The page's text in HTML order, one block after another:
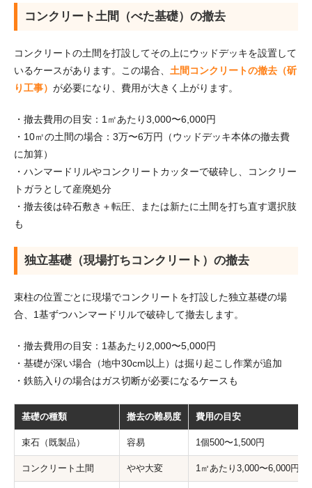
コンクリート土間（べた基礎）の撤去
コンクリートの土間を打設してその上にウッドデッキを設置して
いるケースがあります。この場合、 土間コンクリートの撤去（斫
り工事） が必要になり、費用が大きく上がります。
・撤去費用の目安：1㎡あたり3,000〜6,000円
・10㎡の土間の場合：3万〜6万円（ウッドデッキ本体の撤去費
に加算）
・ハンマードリルやコンクリートカッターで破砕し、コンクリー
トガラとして産廃処分
・撤去後は砕石敷き＋転圧、または新たに土間を打ち直す選択肢
も
独立基礎（現場打ちコンクリート）の撤去
束柱の位置ごとに現場でコンクリートを打設した独立基礎の場
合、1基ずつハンマードリルで破砕して撤去します。
・撤去費用の目安：1基あたり2,000〜5,000円
・基礎が深い場合（地中30cm以上）は掘り起こし作業が追加
・鉄筋入りの場合はガス切断が必要になるケースも
基礎の種類 撤去の難易度 費用の目安
束石（既製品） 容易 1個500〜1,500円
コンクリート土間 やや大変 1㎡あたり3,000〜6,000円